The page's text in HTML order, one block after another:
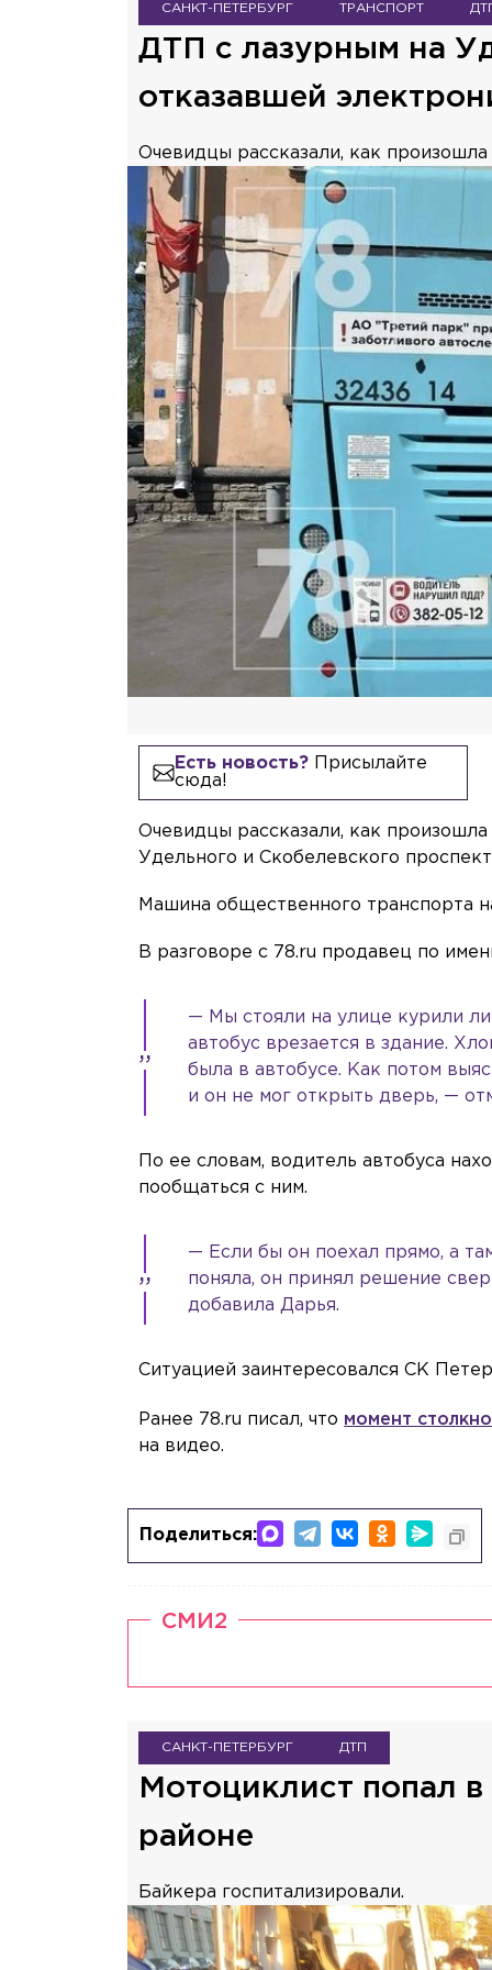
САНКТ-ПЕТЕРБУРГ ТРАНСПОРТ
ДТП с лазурным на
отказавшей
Очевидцы рассказали, как произошла
Есть новость?Присылайте
сюда!
Очевидцы рассказали, как
Удельного и Скобелевского
Машина общественного транспорта
В разговоре с 78.ru продавец по
— Мы стояли на улице курили
автобус врезается в здание.
была в автобусе. Как потом
и он не мог открыть дверь, —
По ее словам, водитель автобуса
пообщаться с ним.
— Если бы он поехал прямо, а
поняла, он принял решение
добавила Дарья.
Ситуацией заинтересовался СК
Ранее 78.ru писал, что момент
на видео.
Поделиться:
СМИ2
САНКТ-ПЕТЕРБУРГ ДТП
Мотоциклист попал
районе
Байкера госпитализировали.